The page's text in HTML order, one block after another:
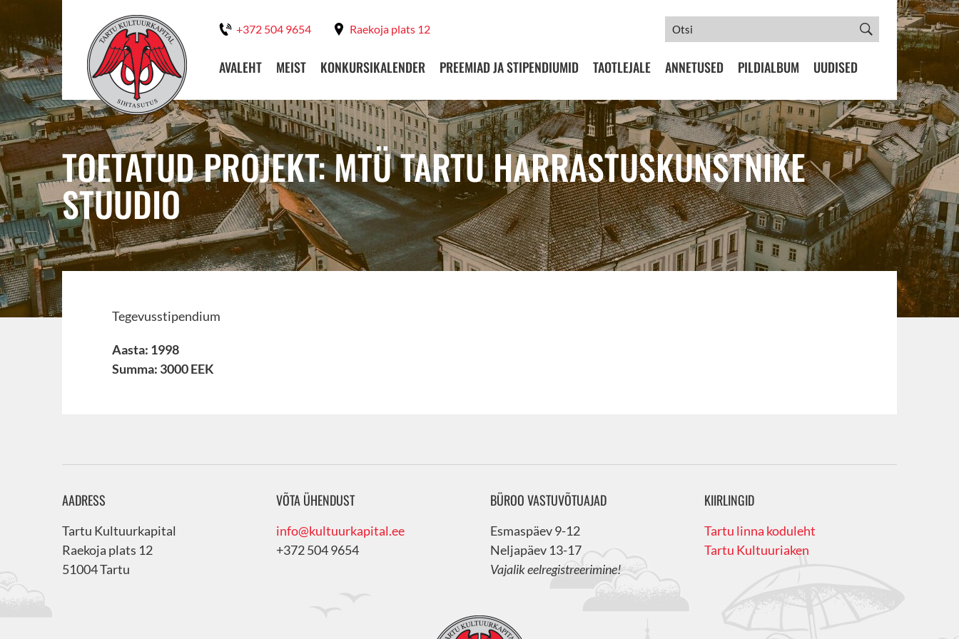
+372 504 9654 Raekoja plats 12
AVALEHT MEIST KONKURSIKALENDER PREEMIAD JA STIPENDIUMID TAOTLEJALE ANNETUSED PILDIALBUM UUDISED
TOETATUD PROJEKT: MTÜ TARTU HARRASTUSKUNSTNIKE
STUUDIO
Tegevusstipendium
Aasta: 1998
Summa: 3000 EEK
AADRESS
Tartu Kultuurkapital
Raekoja plats 12
51004 Tartu
VÕTA ÜHENDUST
info@kultuurkapital.ee
+372 504 9654
BÜROO VASTUVÕTUAJAD
Esmaspäev 9-12
Neljapäev 13-17
Vajalik eelregistreerimine!
KIIRLINGID
Tartu linna koduleht
Tartu Kultuuriaken